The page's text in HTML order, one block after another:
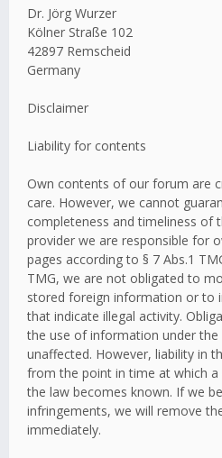
Dr. Jörg Wurzer
Kölner Straße 102
42897 Remscheid
Germany
Disclaimer
Liability for contents
Own contents of our forum are
care. However, we cannot
completeness and timeliness of
provider we are responsible for
pages according to § 7 Abs.1
TMG, we are not obligated to
stored foreign information or to
that indicate illegal activity.
the use of information under the
unaffected. However, liability in
from the point in time at which
the law becomes known. If we
infringements, we will remove
immediately.